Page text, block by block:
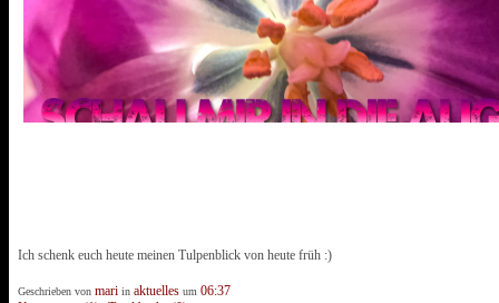
Ich schenk euch heute meinen Tulpenblick von heute früh :)
Geschrieben von mari in aktuelles um 06:37